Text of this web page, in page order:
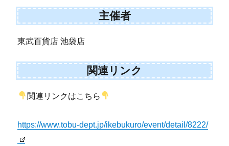
主催者
東武百貨店 池袋店
関連リンク
関連リンクはこちら
https://www.tobu-dept.jp/ikebukuro/event/detail/8222/